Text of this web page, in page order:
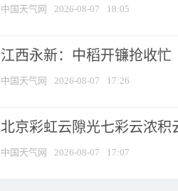
中国天气网 2026-08-07 18:05
江西永新：中稻开镰抢收忙
中国天气网 2026-08-07 17:26
北京彩虹云隙光七彩云浓积
中国天气网 2026-08-07 17:07